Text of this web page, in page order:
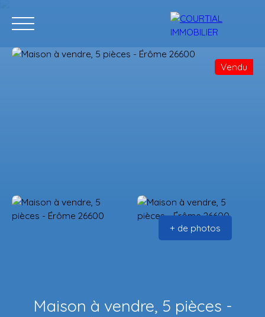
Vendu
+ de photos
Maison à vendre, 5 pièces -